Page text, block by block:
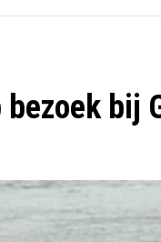
bezoek bij